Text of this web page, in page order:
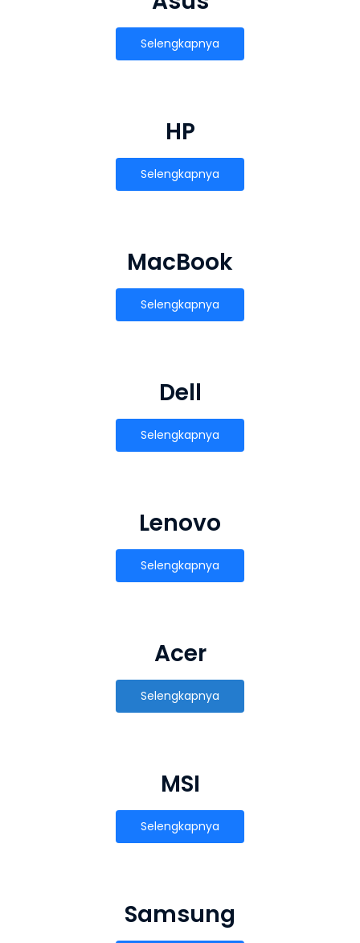
Selengkapnya
HP
Selengkapnya
MacBook
Selengkapnya
Dell
Selengkapnya
Lenovo
Selengkapnya
Acer
Selengkapnya
MSI
Selengkapnya
Samsung